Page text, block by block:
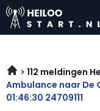
112 meldingen
Ambulance naar De
01:46:30 24709111